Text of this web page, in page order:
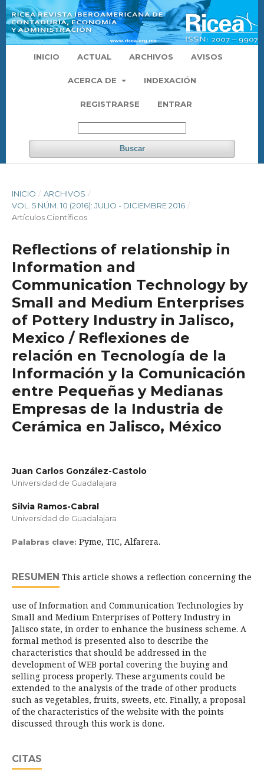
INICIO ACTUAL ARCHIVOS AVISOS
ACERCA DE INDEXACIÓN
REGISTRARSE ENTRAR
Buscar
INICIO / ARCHIVOS /
VOL. 5 NÚM. 10 (2016): JULIO - DICIEMBRE 2016 /
Artículos Científicos
Reflections of relationship in
Information and
Communication Technology by
Small and Medium Enterprises
of Pottery Industry in Jalisco,
Mexico / Reflexiones de
relación en Tecnología de la
Información y la Comunicación
entre Pequeñas y Medianas
Empresas de la Industria de
Cerámica en Jalisco, México
Juan Carlos González-Castolo
Universidad de Guadalajara
Silvia Ramos-Cabral
Universidad de Guadalajara
Palabras clave: Pyme, TIC, Alfarera.
RESUMEN This article shows a reflection concerning the
use of Information and Communication Technologies by
Small and Medium Enterprises of Pottery Industry in
Jalisco state, in order to enhance the business scheme. A
formal method is presented also to describe the
characteristics that should be addressed in the
development of WEB portal covering the buying and
selling process properly. These arguments could be
extended to the analysis of the trade of other products
such as vegetables, fruits, sweets, etc. Finally, a proposal
of the characteristics of the website with the points
discussed through this work is done.
CITAS